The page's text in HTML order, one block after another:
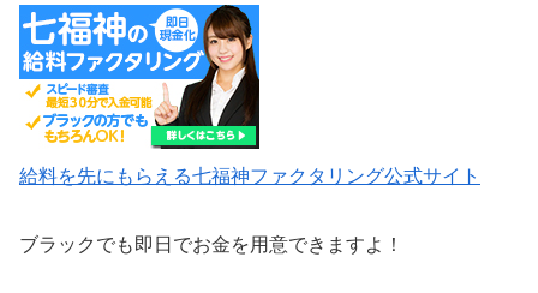
給料を先にもらえる七福神ファクタリング公式サイト
ブラックでも即日でお金を用意できますよ！